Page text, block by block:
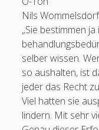
Nils
„Sie bestimmen
selber wissen.
so aushalten, ist
jeder das Recht
Viel hatten sie
lindern. Mit sehr